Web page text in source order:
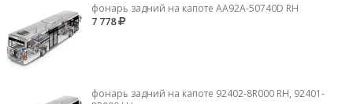
фонарь задний на капоте AA92A-50740D RH
7 778
фонарь задний на капоте 92402-8R000 RH, 92401-